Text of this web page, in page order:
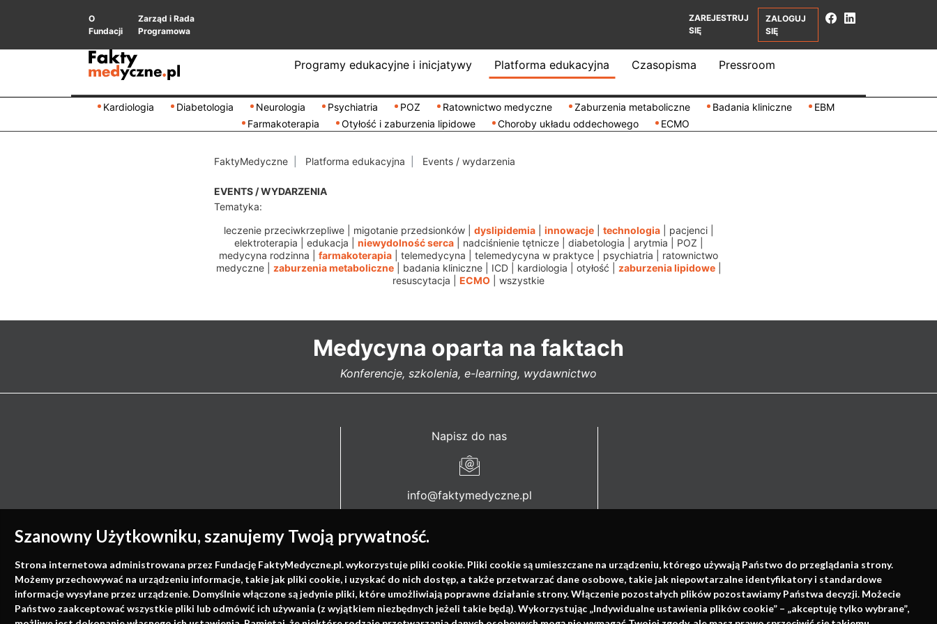
Szanowny Użytkowniku, szanujemy Twoją prywatność.
Strona internetowa administrowana przez Fundację FaktyMedyczne.pl. wykorzystuje pliki cookie. Pliki cookie są umieszczane na urządzeniu, którego używają Państwo do przeglądania strony.
Możemy przechowywać na urządzeniu informacje, takie jak pliki cookie, i uzyskać do nich dostęp, a także przetwarzać dane osobowe, takie jak niepowtarzalne identyfikatory i standardowe
informacje wysyłane przez urządzenie. Domyślnie włączone są jedynie pliki, które umożliwiają poprawne działanie strony. Włączenie pozostałych plików pozostawiamy Państwa decyzji. Możecie
Państwo zaakceptować wszystkie pliki lub odmówić ich używania (z wyjątkiem niezbędnych jeżeli takie będą). Wykorzystując „Indywidualne ustawienia plików cookie” – „akceptuję tylko wybrane”,
O
Fundacji
Zarząd i Rada
Programowa
ZAREJESTRUJ
SIĘ
ZALOGUJ
SIĘ
Programy edukacyjne i inicjatywy Platforma edukacyjna Czasopisma Pressroom
Kardiologia Diabetologia Neurologia Psychiatria POZ Ratownictwo medyczne Zaburzenia metaboliczne Badania kliniczne
EBM
Farmakoterapia
Otyłość i zaburzenia lipidowe Choroby układu oddechowego ECMO
FaktyMedyczne Platforma edukacyjna Events / wydarzenia
EVENTS / WYDARZENIA
Tematyka:
leczenie przeciwkrzepliwe| migotanie przedsionków| dyslipidemia| innowacje| technologia| pacjenci|
elektroterapia
edukacja niewydolność serca| nadciśnienie tętnicze| diabetologia arytmia POZ
medycyna rodzinna
farmakoterapia telemedycyna telemedycyna w praktyce psychiatria
ratownictwo
medyczne| zaburzenia metaboliczne| badania kliniczne| ICD| kardiologia otyłość zaburzenia lipidowe|
resuscytacja
ECMO wszystkie
Medycyna oparta na faktach
Konferencje, szkolenia, e-learning, wydawnictwo
Napisz do nas
info@faktymedyczne.pl
Redakcja medyczna:
ul. Wolności 338b
41-800 Zabrze